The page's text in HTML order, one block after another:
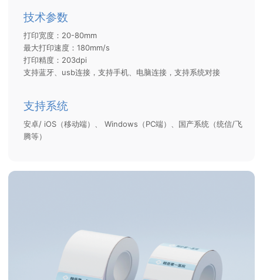
技术参数
打印宽度：20-80mm
最大打印速度：180mm/s
打印精度：203dpi
支持蓝牙、usb连接，支持手机、电脑连接，支持系统对接
支持系统
安卓/ iOS（移动端）、 Windows（PC端）、国产系统（统信/飞
腾等）